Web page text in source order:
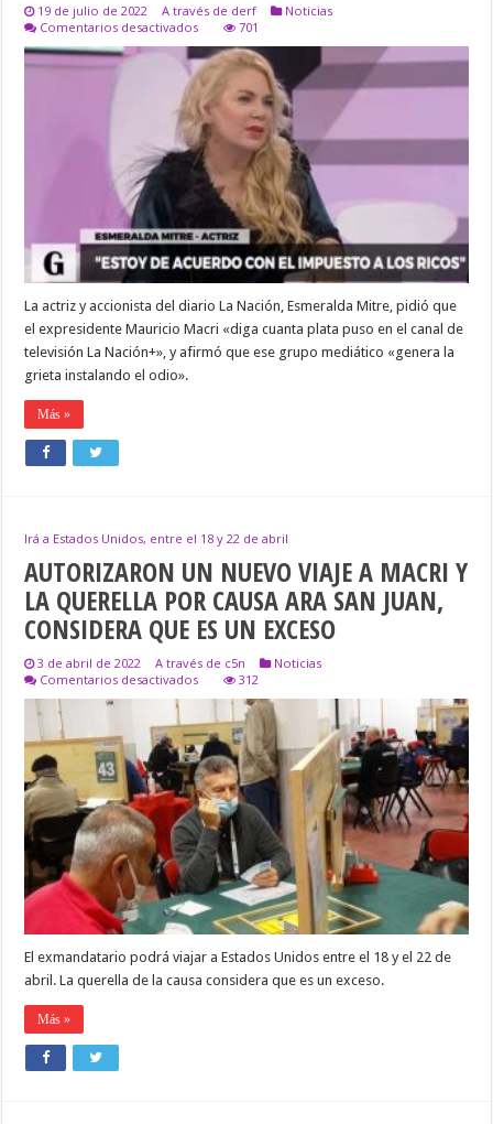
19 de julio de 2022 A través de derf
Noticias
Comentarios desactivadosen
MITRE
EN
LA
TV
PÚBLICA:»QUIERO
QUE
MACRI
DIGA
CUANTA
PLATA
EN
EL
CANAL
TELEVISIÓN
LA
NACIÓN+»
701
La actriz y accionista del diario La Nación, Esmeralda Mitre, pidió que
el expresidente Mauricio Macri «diga cuanta plata puso en el canal de
televisión La Nación+», y afirmó que ese grupo mediático «genera la
grieta instalando el odio».
Más »
Irá a Estados Unidos, entre el 18 y 22 de abril
AUTORIZARON UN NUEVO VIAJE A MACRI Y
LA QUERELLA POR CAUSA ARA SAN JUAN,
CONSIDERA QUE ES UN EXCESO
3 de abril de 2022 A través de c5n
Noticias
Comentarios desactivadosen
NUEVO
VIAJE
A
MACRI
Y
LA
QUERELLA
POR
CAUSA
ARA
SAN
JUAN,
CONSIDERA
ES
UN
312
El exmandatario podrá viajar a Estados Unidos entre el 18 y el 22 de
abril. La querella de la causa considera que es un exceso.
Más »